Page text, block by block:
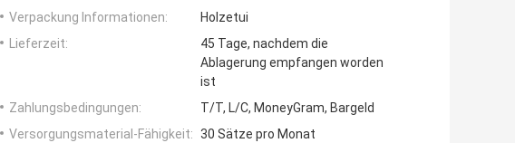
Verpackung Informationen:
Holzetui
Lieferzeit:
45 Tage, nachdem die
Ablagerung empfangen worden
ist
Zahlungsbedingungen:
T/T, L/C, MoneyGram, Bargeld
Versorgungsmaterial-Fähigkeit: 30 Sätze pro Monat